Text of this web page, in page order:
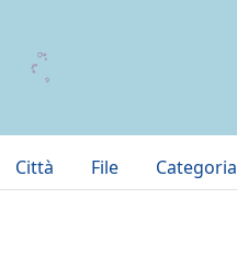
Città File Categoria